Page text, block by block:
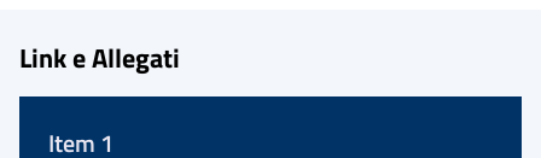
Link e Allegati
Item 1